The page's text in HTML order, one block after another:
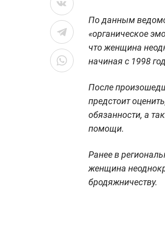
По данным
«органическое
что женщина
начиная с 1998
После
предстоит
обязанности, а
помощи.
Ранее в
женщина
бродяжничеству.